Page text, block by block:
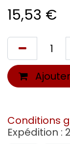
15,53 €
Conditions
Expédition :